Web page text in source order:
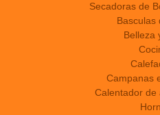
Secadoras de
Basculas
Belleza
Campanas
Calentador de